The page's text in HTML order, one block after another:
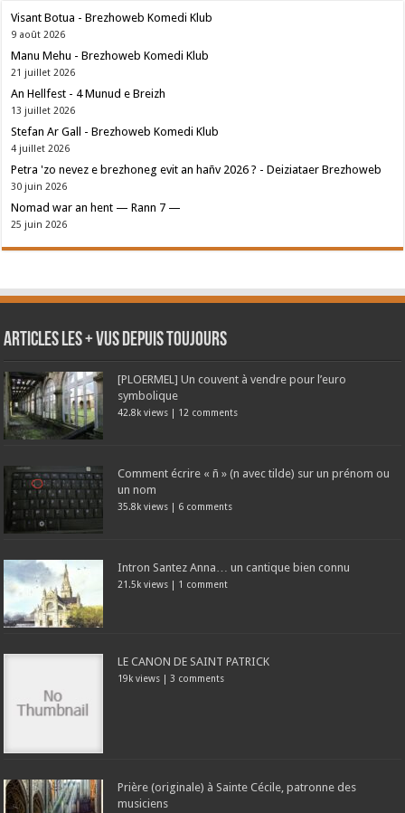
Visant Botua - Brezhoweb Komedi Klub
9 août 2026
Manu Mehu - Brezhoweb Komedi Klub
21 juillet 2026
An Hellfest - 4 Munud e Breizh
13 juillet 2026
Stefan Ar Gall - Brezhoweb Komedi Klub
4 juillet 2026
Petra 'zo nevez e brezhoneg evit an hañv 2026 ? - Deiziataer Brezhoweb
30 juin 2026
Nomad war an hent — Rann 7 —
25 juin 2026
Articles les + vus depuis toujours
[PLOERMEL] Un couvent à vendre pour l’euro
symbolique
42.8k views | 12 comments
Comment écrire « ñ » (n avec tilde) sur un prénom ou
un nom
35.8k views | 6 comments
Intron Santez Anna… un cantique bien connu
21.5k views | 1 comment
LE CANON DE SAINT PATRICK
19k views | 3 comments
Prière (originale) à Sainte Cécile, patronne des
musiciens